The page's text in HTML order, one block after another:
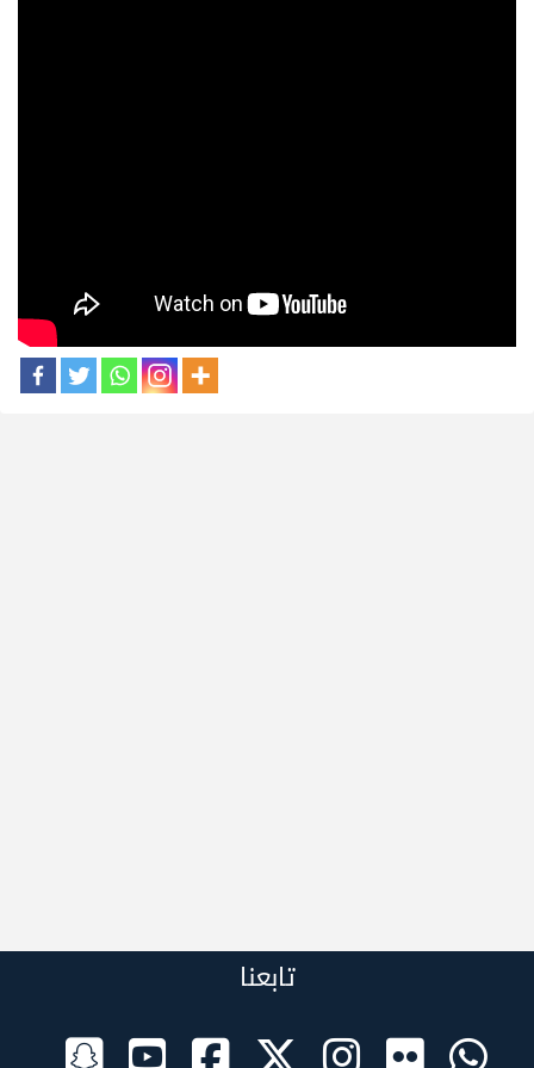
تابعنا